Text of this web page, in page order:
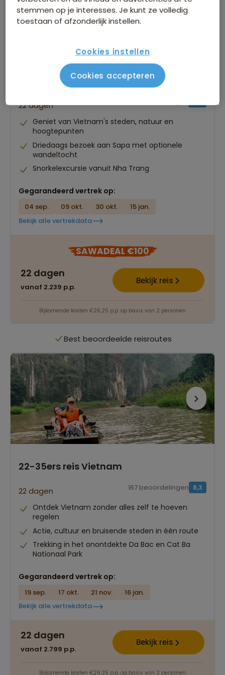
Groepsrondreis Vietnam
22 dagen
Geniet van Vietnam's steden, natuur en
hoogtepunten
Driedaags bezoek aan Sapa met optionele
wandeltocht
Snorkelexcursie vanuit Nha Trang
Gegarandeerd vertrek op:
04 sep. 09 okt. 30 okt.
15 jan.
Bekijk alle vertrekdata
SAWADEAL €100
22 dagen
vanaf 2.239 p.p.
Bekijk reis
Bijkomende kosten €26,25 p.p. op basis van 2 personen
Best beoordeelde reisroutes
Het grootste reisaanbod
Persoonlijk én deskundig reisadvies
Best beoordeelde reisroutes
Het grootste reisaanbod
Persoonlijk én deskundig reisadvies
Best beoordeelde reisroutes
22-35ers reis Vietnam
22 dagen 8,3
167 beoordelingen
Ontdek Vietnam zonder alles zelf te hoeven
regelen
Actie, cultuur en bruisende steden in één route
Trekking in het onontdekte Da Bac en Cat Ba
Nationaal Park
Gegarandeerd vertrek op:
19 sep. 17 okt. 21 nov.
16 jan.
Bekijk alle vertrekdata
22 dagen
vanaf 2.799 p.p.
Bekijk reis
Bijkomende kosten €26,25 p.p. op basis van 2 personen
stemmen op je interesses. Je kunt ze volledig
toestaan of afzonderlijk instellen.
Cookies instellen
Cookies accepteren